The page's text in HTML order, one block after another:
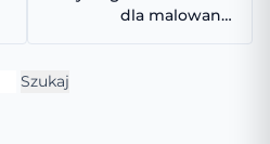
dla malowania